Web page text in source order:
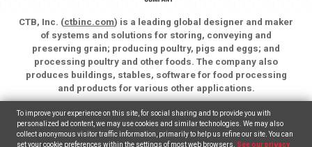
CTB, Inc. (ctbinc.com) is a leading global designer and maker
of systems and solutions for storing, conveying and
preserving grain; producing poultry, pigs and eggs; and
processing poultry and other foods. The company also
produces buildings, stables, software for food processing
and products for various other applications.
Copyright © 2026 CTB, Inc. All rights reserved.
Legal Notices
Animal Care
To improve your experience on this site, for social sharing and to provide you with
personalized ad content, we may use cookies and similar technologies. We may also
collect anonymous visitor traffic information, primarily to help us refine our site. You can
set your cookie preferences within the settings of most web browsers. See our privacy